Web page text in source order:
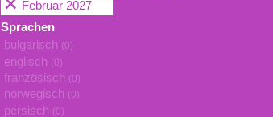
Februar 2027
Sprachen
bulgarisch (0)
englisch (0)
französisch (0)
norwegisch (0)
persisch (0)